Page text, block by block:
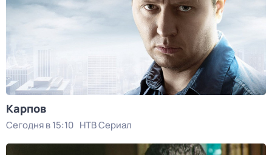
Карпов
Сегодня в 15:10 НТВ Сериал